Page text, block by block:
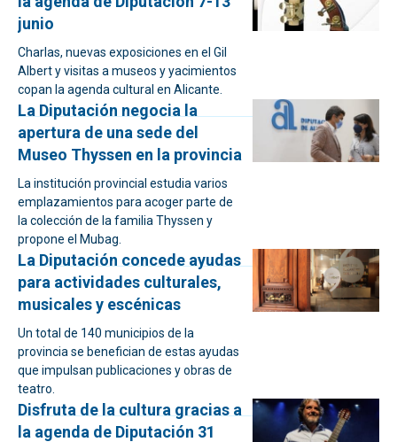
junio
Charlas, nuevas exposiciones en el Gil
Albert y visitas a museos y yacimientos
copan la agenda cultural en Alicante.
La Diputación negocia la
apertura de una sede del
Museo Thyssen en la provincia
La institución provincial estudia varios
emplazamientos para acoger parte de
la colección de la familia Thyssen y
propone el Mubag.
La Diputación concede ayudas
para actividades culturales,
musicales y escénicas
Un total de 140 municipios de la
provincia se benefician de estas ayudas
que impulsan publicaciones y obras de
teatro.
Disfruta de la cultura gracias a
la agenda de Diputación 31